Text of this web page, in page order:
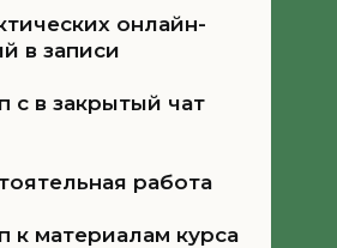
онлайн-
в записи
с в закрытый чат
работа
к материалам курса